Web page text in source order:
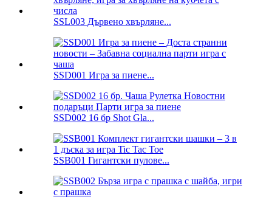
SSL003 Дървено хвърляне...
SSD001 Игра за пиене...
SSD002 16 бр Shot Gla...
SSB001 Гигантски пулове...